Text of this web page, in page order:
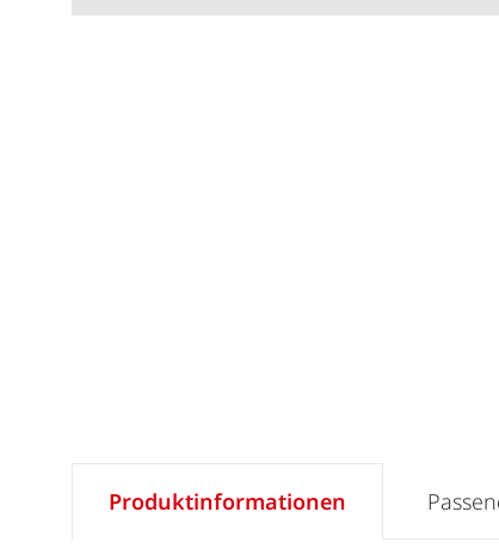
Produktinformationen